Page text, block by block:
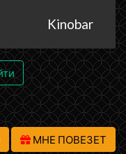
Kinobar
МНЕ ПОВЕЗЕТ